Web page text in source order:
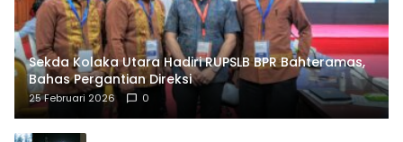
Sekda Kolaka Utara Hadiri RUPSLB BPR Bahteramas,
Bahas Pergantian Direksi
25 Februari 2026 0